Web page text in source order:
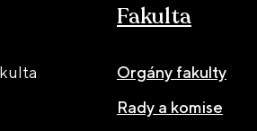
Fakulta
Orgány fakulty
Rady a komise